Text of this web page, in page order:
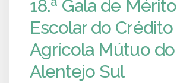
18.ª Gala de Mérito
Escolar do Crédito
Agrícola Mútuo do
Alentejo Sul